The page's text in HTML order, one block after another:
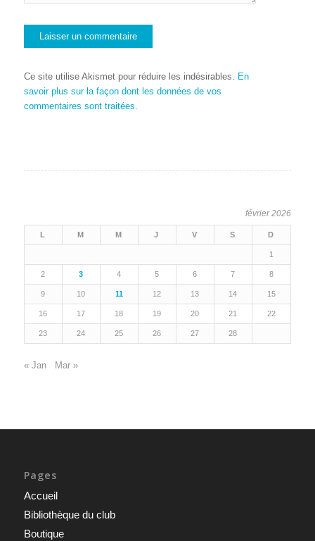
Ce site utilise Akismet pour réduire les indésirables. En
savoir plus sur la façon dont les données de vos
commentaires sont traitées
février 2026
L M M J V S D
1
2 3 4 5 6 7 8
9 10 11 12 13 14 15
16 17 18 19 20 21 22
23 24 25 26 27 28
« Jan Mar »
Pages
Accueil
Bibliothèque du club
Boutique